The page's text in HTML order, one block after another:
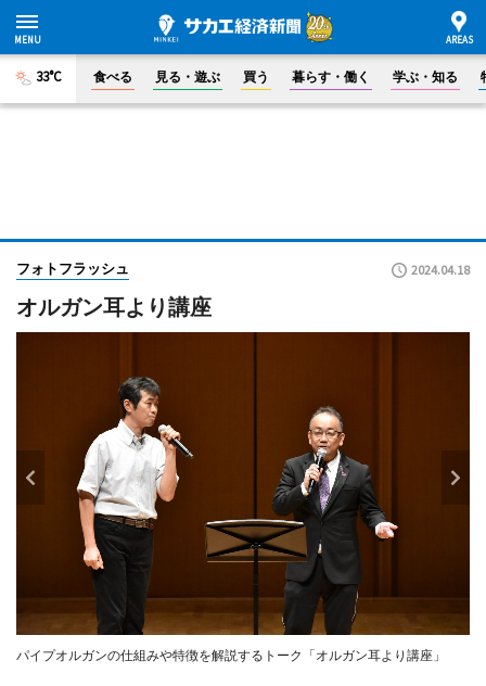
33°C 食べる 見る・遊ぶ 買う 暮らす・働く 学ぶ・知る
フォトフラッシュ 2024.04.18
オルガン耳より講座
パイプオルガンの仕組みや特徴を解説するトーク「オルガン耳より講座」